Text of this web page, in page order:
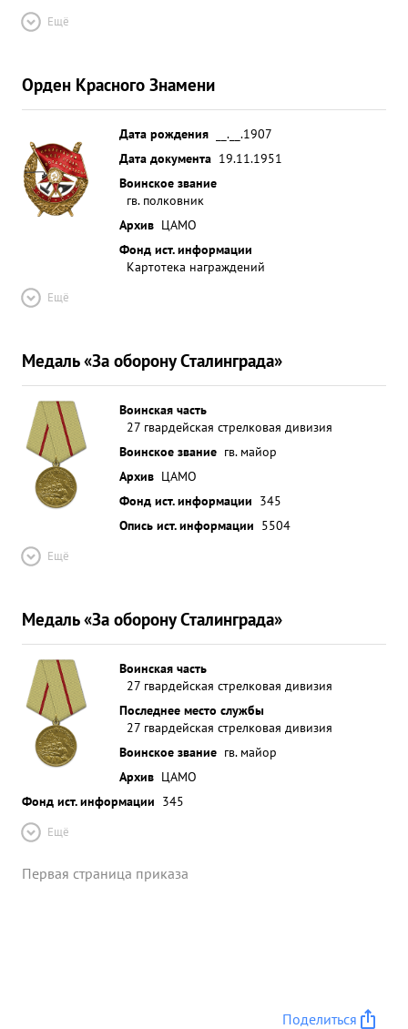
Ещё
Орден Красного Знамени
Дата рождения
__.__.1907
Дата документа 19.11.1951
Воинское звание
гв. полковник
Архив ЦАМО
Фонд ист. информации
Картотека награждений
Ещё
Медаль «За оборону Сталинграда»
Воинская часть
27 гвардейская стрелковая дивизия
Воинское звание гв. майор
Архив ЦАМО
Фонд ист. информации 345
Опись ист. информации 5504
Ещё
Медаль «За оборону Сталинграда»
Воинская часть
27 гвардейская стрелковая дивизия
Последнее место службы
27 гвардейская стрелковая дивизия
Воинское звание гв. майор
Архив ЦАМО
Фонд ист. информации 345
Ещё
Первая страница приказа
Поделиться